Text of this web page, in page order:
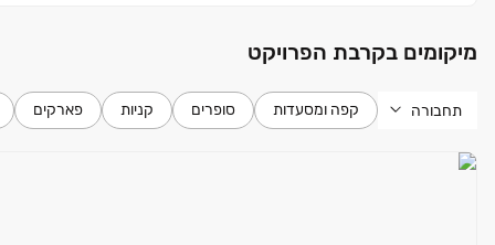
מיקומים בקרבת הפרויקט
תחבורה קפה ומסעדות סופרים קניות פארקים